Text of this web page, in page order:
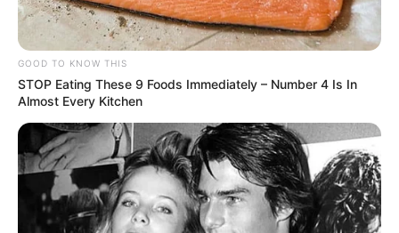
GOOD TO KNOW THIS
STOP Eating These 9 Foods Immediately – Number 4 Is In
Almost Every Kitchen